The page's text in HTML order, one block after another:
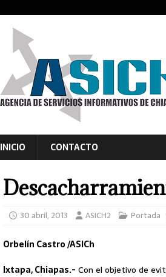
INICIO CONTACTO
30 abril, 2013 ASICH2 Portada
Orbelín Castro /ASICh
Ixtapa, Chiapas.- Con el objetivo de